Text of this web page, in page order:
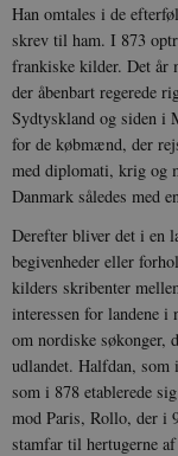
Han omtales i de
skrev til ham. I 873
frankiske kilder. Det år
der åbenbart regerede
Sydtyskland og siden i
for de købmænd, der
med diplomati, krig og
Danmark således med
Derefter bliver det i en
begivenheder eller
kilders skribenter
interessen for landene
om nordiske søkonger,
udlandet. Halfdan, som
som i 878 etablerede
mod Paris, Rollo, der i
stamfar til hertugerne